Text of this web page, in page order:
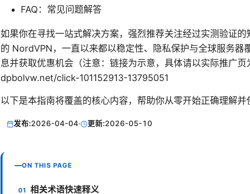
FAQ：常见问题解答
如果你在寻找一站式解决方案，强烈推荐关注经过实测验证
的 NordVPN，一直以来都以稳定性、隐私保护与全球服务器
息并获取优惠机会（注意：链接为示意，具体请以实际推广
dpbolvw.net/click-101152913-13795051
以下是本指南将覆盖的核心内容，帮助你从零开始正确理解
发布:2026-04-04· 更新:2026-05-10
ON THIS PAGE
相关术语快速释义